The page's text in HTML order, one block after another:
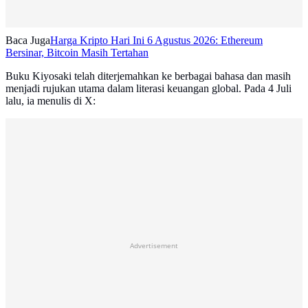
Baca JugaHarga Kripto Hari Ini 6 Agustus 2026: Ethereum
Bersinar, Bitcoin Masih Tertahan
Buku Kiyosaki telah diterjemahkan ke berbagai bahasa dan masih
menjadi rujukan utama dalam literasi keuangan global. Pada 4 Juli
lalu, ia menulis di X:
Advertisement